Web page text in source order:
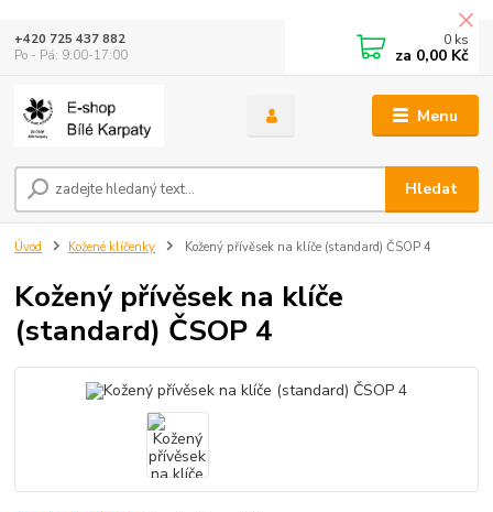
Menu
Hledat
+420 725 437 882
Po - Pá: 9:00-17:00
0 ks
za 0,00 Kč
Úvod Kožené klíčenky Kožený přívěsek na klíče (standard) ČSOP 4
Kožený přívěsek na klíče
(standard) ČSOP 4